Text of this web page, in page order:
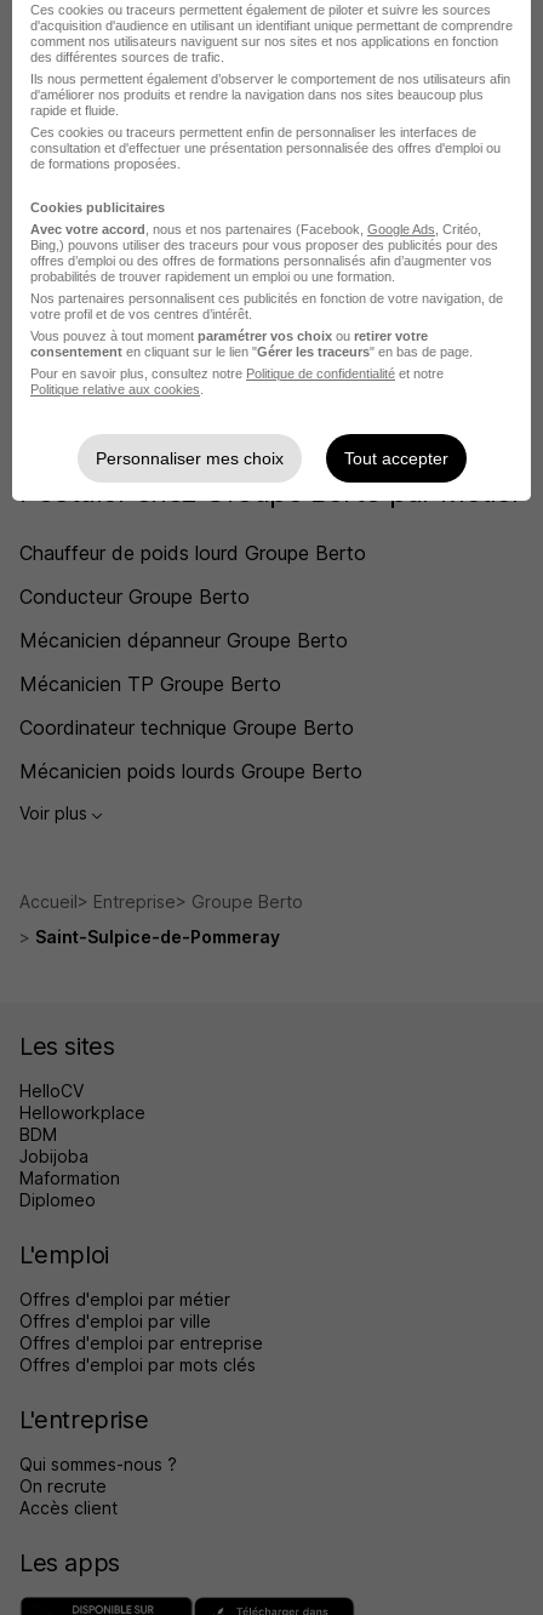
L'emploi chez Groupe Berto par Ville
Groupe Berto Avignon
Groupe Berto Vitrolles
Groupe Berto Amiens
Groupe Berto Le Bar-sur-Loup
Groupe Berto Mions
Groupe Berto Allonnes
Voir plus
Postuler chez Groupe Berto par Métier
Chauffeur de poids lourd Groupe Berto
Conducteur Groupe Berto
Mécanicien dépanneur Groupe Berto
Mécanicien TP Groupe Berto
Coordinateur technique Groupe Berto
Mécanicien poids lourds Groupe Berto
Voir plus
Accueil Entreprise
Groupe Berto
Saint-Sulpice-de-Pommeray
Les sites
HelloCV
Helloworkplace
BDM
Jobijoba
Maformation
Diplomeo
L'emploi
Offres d'emploi par métier
Offres d'emploi par ville
Offres d'emploi par entreprise
Offres d'emploi par mots clés
L'entreprise
Qui sommes-nous ?
On recrute
Accès client
Les apps
Ces cookies ou traceurs permettent également de piloter et suivre les sources
d'acquisition d'audience en utilisant un identifiant unique permettant de comprendre
comment nos utilisateurs naviguent sur nos sites et nos applications en fonction
des différentes sources de trafic.
Ils nous permettent également d’observer le comportement de nos utilisateurs afin
d'améliorer nos produits et rendre la navigation dans nos sites beaucoup plus
rapide et fluide.
Ces cookies ou traceurs permettent enfin de personnaliser les interfaces de
consultation et d'effectuer une présentation personnalisée des offres d'emploi ou
de formations proposées.
Cookies publicitaires
Avec votre accord , nous et nos partenaires (Facebook, Google Ads , Critéo,
Bing,) pouvons utiliser des traceurs pour vous proposer des publicités pour des
offres d’emploi ou des offres de formations personnalisés afin d’augmenter vos
probabilités de trouver rapidement un emploi ou une formation.
Nos partenaires personnalisent ces publicités en fonction de votre navigation, de
votre profil et de vos centres d’intérêt.
Vous pouvez à tout moment paramétrer vos choix ou retirer votre
consentement en cliquant sur le lien "Gérer les traceurs" en bas de page.
Pour en savoir plus, consultez notre Politique de confidentialité et notre
Politique relative aux cookies
Personnaliser mes choix Tout accepter